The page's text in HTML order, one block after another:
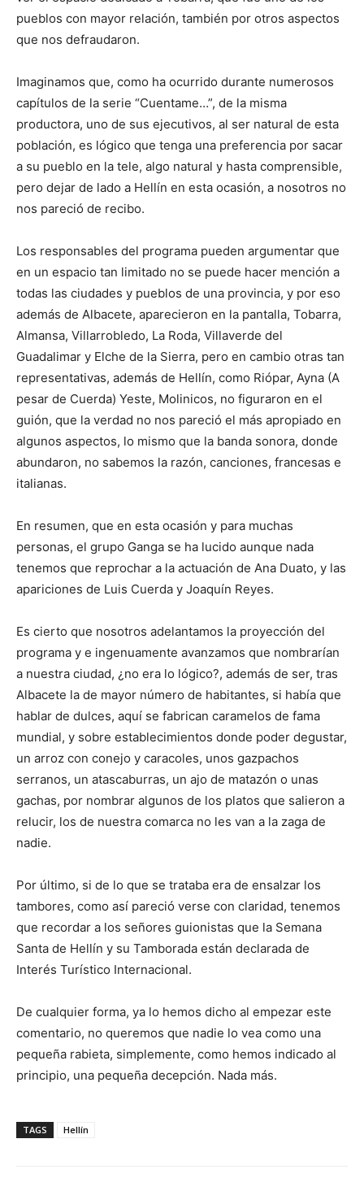
pueblos con mayor relación, también por otros aspectos
que nos defraudaron.
Imaginamos que, como ha ocurrido durante numerosos
capítulos de la serie “Cuentame…”, de la misma
productora, uno de sus ejecutivos, al ser natural de esta
población, es lógico que tenga una preferencia por sacar
a su pueblo en la tele, algo natural y hasta comprensible,
pero dejar de lado a Hellín en esta ocasión, a nosotros no
nos pareció de recibo.
Los responsables del programa pueden argumentar que
en un espacio tan limitado no se puede hacer mención a
todas las ciudades y pueblos de una provincia, y por eso
además de Albacete, aparecieron en la pantalla, Tobarra,
Almansa, Villarrobledo, La Roda, Villaverde del
Guadalimar y Elche de la Sierra, pero en cambio otras tan
representativas, además de Hellín, como Riópar, Ayna (A
pesar de Cuerda) Yeste, Molinicos, no figuraron en el
guión, que la verdad no nos pareció el más apropiado en
algunos aspectos, lo mismo que la banda sonora, donde
abundaron, no sabemos la razón, canciones, francesas e
italianas.
En resumen, que en esta ocasión y para muchas
personas, el grupo Ganga se ha lucido aunque nada
tenemos que reprochar a la actuación de Ana Duato, y las
apariciones de Luis Cuerda y Joaquín Reyes.
Es cierto que nosotros adelantamos la proyección del
programa y e ingenuamente avanzamos que nombrarían
a nuestra ciudad, ¿no era lo lógico?, además de ser, tras
Albacete la de mayor número de habitantes, si había que
hablar de dulces, aquí se fabrican caramelos de fama
mundial, y sobre establecimientos donde poder degustar,
un arroz con conejo y caracoles, unos gazpachos
serranos, un atascaburras, un ajo de matazón o unas
gachas, por nombrar algunos de los platos que salieron a
relucir, los de nuestra comarca no les van a la zaga de
nadie.
Por último, si de lo que se trataba era de ensalzar los
tambores, como así pareció verse con claridad, tenemos
que recordar a los señores guionistas que la Semana
Santa de Hellín y su Tamborada están declarada de
Interés Turístico Internacional.
De cualquier forma, ya lo hemos dicho al empezar este
comentario, no queremos que nadie lo vea como una
pequeña rabieta, simplemente, como hemos indicado al
principio, una pequeña decepción. Nada más.
TAGS Hellín